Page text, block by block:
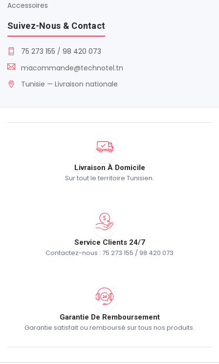
Accessoires
Suivez-Nous & Contact
75 273 155 / 98 420 073
macommande@technotel.tn
Tunisie — Livraison nationale
Livraison À Domicile
Sur tout le territoire Tunisien.
Service Clients 24/7
Contactez-nous : 75 273 155 / 98 420 073
Garantie De Remboursement
Garantie satisfait ou remboursé sur tous nos produits.